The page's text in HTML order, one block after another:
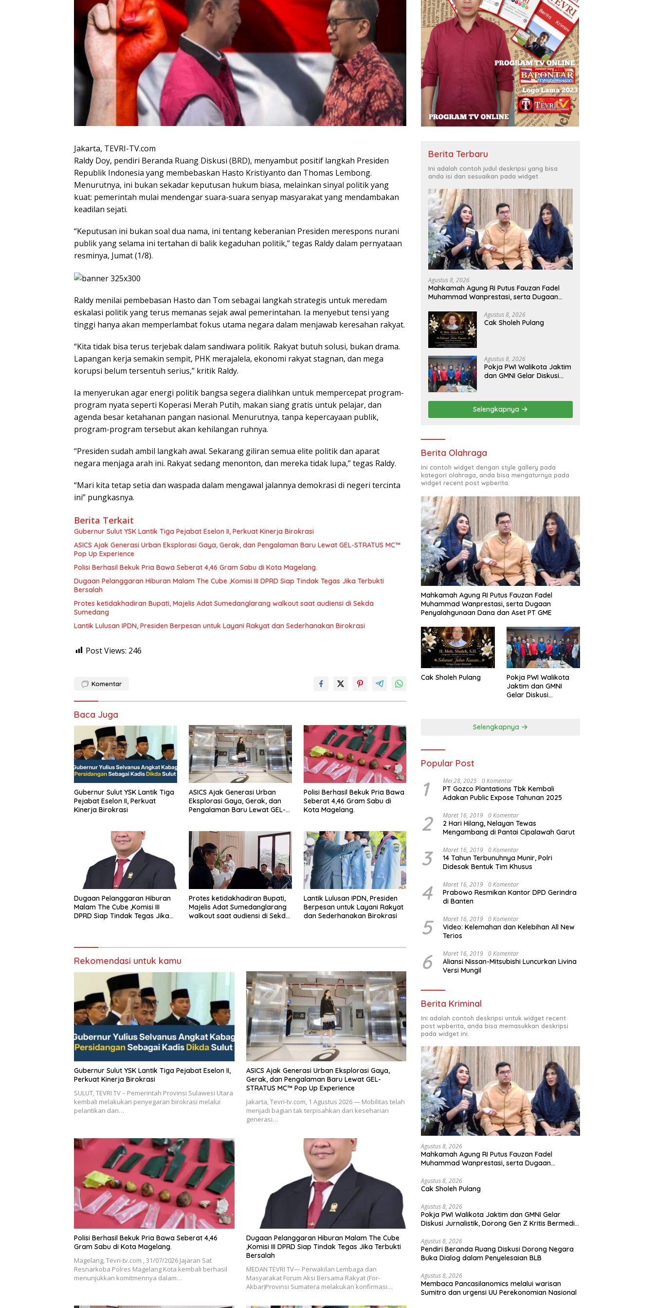
Jakarta, TEVRI-TV.com
Raldy Doy, pendiri Beranda Ruang Diskusi (BRD), menyambut positif langkah Presiden
Republik Indonesia yang membebaskan Hasto Kristiyanto dan Thomas Lembong.
Menurutnya, ini bukan sekadar keputusan hukum biasa, melainkan sinyal politik yang
kuat: pemerintah mulai mendengar suara-suara senyap masyarakat yang mendambakan
keadilan sejati.
“Keputusan ini bukan soal dua nama, ini tentang keberanian Presiden merespons nurani
publik yang selama ini tertahan di balik kegaduhan politik,” tegas Raldy dalam pernyataan
resminya, Jumat (1/8).
Raldy menilai pembebasan Hasto dan Tom sebagai langkah strategis untuk meredam
eskalasi politik yang terus memanas sejak awal pemerintahan. Ia menyebut tensi yang
tinggi hanya akan memperlambat fokus utama negara dalam menjawab keresahan rakyat.
“Kita tidak bisa terus terjebak dalam sandiwara politik. Rakyat butuh solusi, bukan drama.
Lapangan kerja semakin sempit, PHK merajalela, ekonomi rakyat stagnan, dan mega
korupsi belum tersentuh serius,” kritik Raldy.
Ia menyerukan agar energi politik bangsa segera dialihkan untuk mempercepat program-
program nyata seperti Koperasi Merah Putih, makan siang gratis untuk pelajar, dan
agenda besar ketahanan pangan nasional. Menurutnya, tanpa kepercayaan publik,
program-program tersebut akan kehilangan ruhnya.
“Presiden sudah ambil langkah awal. Sekarang giliran semua elite politik dan aparat
negara menjaga arah ini. Rakyat sedang menonton, dan mereka tidak lupa,” tegas Raldy.
“Mari kita tetap setia dan waspada dalam mengawal jalannya demokrasi di negeri tercinta
ini” pungkasnya.
Berita Terkait
Gubernur Sulut YSK Lantik Tiga Pejabat Eselon II, Perkuat Kinerja Birokrasi
ASICS Ajak Generasi Urban Eksplorasi Gaya, Gerak, dan Pengalaman Baru Lewat GEL-STRATUS MC™
Pop Up Experience
Polisi Berhasil Bekuk Pria Bawa Seberat 4,46 Gram Sabu di Kota Magelang.
Dugaan Pelanggaran Hiburan Malam The Cube ,Komisi III DPRD Siap Tindak Tegas Jika Terbukti
Bersalah
Protes ketidakhadiran Bupati, Majelis Adat Sumedanglarang walkout saat audiensi di Sekda
Sumedang
Lantik Lulusan IPDN, Presiden Berpesan untuk Layani Rakyat dan Sederhanakan Birokrasi
Post Views: 246
Komentar
Baca Juga
Gubernur Sulut YSK Lantik Tiga
Pejabat Eselon II, Perkuat
Kinerja Birokrasi
ASICS Ajak Generasi Urban
Eksplorasi Gaya, Gerak, dan
Pengalaman Baru Lewat GEL-
Polisi Berhasil Bekuk Pria Bawa
Seberat 4,46 Gram Sabu di
Kota Magelang.
Dugaan Pelanggaran Hiburan
Malam The Cube ,Komisi III
DPRD Siap Tindak Tegas Jika
Protes ketidakhadiran Bupati,
Majelis Adat Sumedanglarang
walkout saat audiensi di Sekda
Lantik Lulusan IPDN, Presiden
Berpesan untuk Layani Rakyat
dan Sederhanakan Birokrasi
Rekomendasi untuk kamu
Gubernur Sulut YSK Lantik Tiga Pejabat Eselon II,
Perkuat Kinerja Birokrasi
SULUT, TEVRI TV – Pemerintah Provinsi Sulawesi Utara
kembali melakukan penyegaran birokrasi melalui
pelantikan dan…
ASICS Ajak Generasi Urban Eksplorasi Gaya,
Gerak, dan Pengalaman Baru Lewat GEL-
STRATUS MC™ Pop Up Experience
Jakarta, Tevri-tv.com, 1 Agustus 2026 — Mobilitas telah
menjadi bagian tak terpisahkan dari keseharian
generasi…
Polisi Berhasil Bekuk Pria Bawa Seberat 4,46
Gram Sabu di Kota Magelang.
Magelang, Tevri-tv.com , 31/07/2026 Jajaran Sat
Resnarkoba Polres Magelang Kota kembali berhasil
menunjukkan komitmennya dalam…
Dugaan Pelanggaran Hiburan Malam The Cube
,Komisi III DPRD Siap Tindak Tegas Jika Terbukti
Bersalah
MEDAN TEVRI TV— Perwakilan Lembaga dan
Masyarakat Forum Aksi Bersama Rakyat (For-
Akbar)Provinsi Sumatera melakukan konfirmasi…
Berita Terbaru
Ini adalah contoh judul deskripsi yang bisa
anda isi dan sesuaikan pada widget
Agustus 8, 2026
Mahkamah Agung RI Putus Fauzan Fadel
Muhammad Wanprestasi, serta Dugaan
Agustus 8, 2026
Cak Sholeh Pulang
Agustus 8, 2026
Pokja PWI Walikota Jaktim
dan GMNI Gelar Diskusi
Selengkapnya
Berita Olahraga
Ini contoh widget dengan style gallery pada
kategori olahraga, anda bisa mengaturnya pada
widget recent post wpberita.
Mahkamah Agung RI Putus Fauzan Fadel
Muhammad Wanprestasi, serta Dugaan
Penyalahgunaan Dana dan Aset PT GME
Cak Sholeh Pulang
Pokja PWI Walikota
Jaktim dan GMNI
Gelar Diskusi
Selengkapnya
Popular Post
1 Mei 28, 2025 0 Komentar
PT Gozco Plantations Tbk Kembali
Adakan Public Expose Tahunan 2025
2 Maret 16, 2019 0 Komentar
2 Hari Hilang, Nelayan Tewas
Mengambang di Pantai Cipalawah Garut
3 Maret 16, 2019 0 Komentar
14 Tahun Terbunuhnya Munir, Polri
Didesak Bentuk Tim Khusus
4 Maret 16, 2019 0 Komentar
Prabowo Resmikan Kantor DPD Gerindra
di Banten
5 Maret 16, 2019 0 Komentar
Video: Kelemahan dan Kelebihan All New
Terios
6 Maret 16, 2019 0 Komentar
Aliansi Nissan-Mitsubishi Luncurkan Livina
Versi Mungil
Berita Kriminal
Ini adalah contoh deskripsi untuk widget recent
post wpberita, anda bisa memasukkan deskripsi
pada widget ini.
Agustus 8, 2026
Mahkamah Agung RI Putus Fauzan Fadel
Muhammad Wanprestasi, serta Dugaan
Agustus 8, 2026
Cak Sholeh Pulang
Agustus 8, 2026
Pokja PWI Walikota Jaktim dan GMNI Gelar
Diskusi Jurnalistik, Dorong Gen Z Kritis Bermedia
Agustus 8, 2026
Pendiri Beranda Ruang Diskusi Dorong Negara
Buka Dialog dalam Penyelesaian BLB
Agustus 8, 2026
Membaca Pancasilanomics melalui warisan
Sumitro dan urgensi UU Perekonomian Nasional